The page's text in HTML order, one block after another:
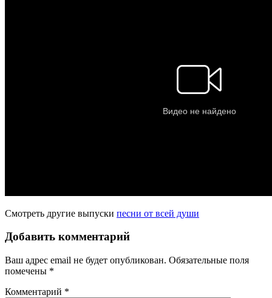
Смотреть другие выпуски песни от всей души
Добавить комментарий
Ваш адрес email не будет опубликован. Обязательные поля
помечены *
Комментарий *